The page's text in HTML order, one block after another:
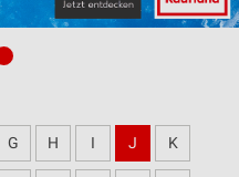
G H I J K